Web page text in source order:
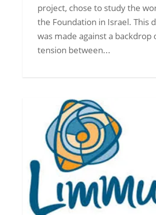
project, chose to study the
the Foundation in Israel. This
was made against a backdrop
tension between...